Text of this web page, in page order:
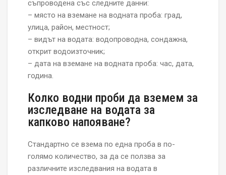
съпроводена със следните данни:
– място на вземане на водната проба: град,
улица, район, местност;
– видът на водата: водопроводна, сондажна,
открит водоизточник;
– дата на вземане на водната проба: час, дата,
година.
Колко водни проби да вземем за
изследване на водата за
капково напояване?
Стандартно се взема по една проба в по-
голямо количество, за да се ползва за
различните изследвания на водата в